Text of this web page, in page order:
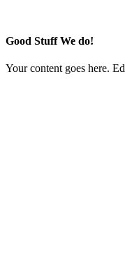
Good Stuff We do!
Your content goes here.